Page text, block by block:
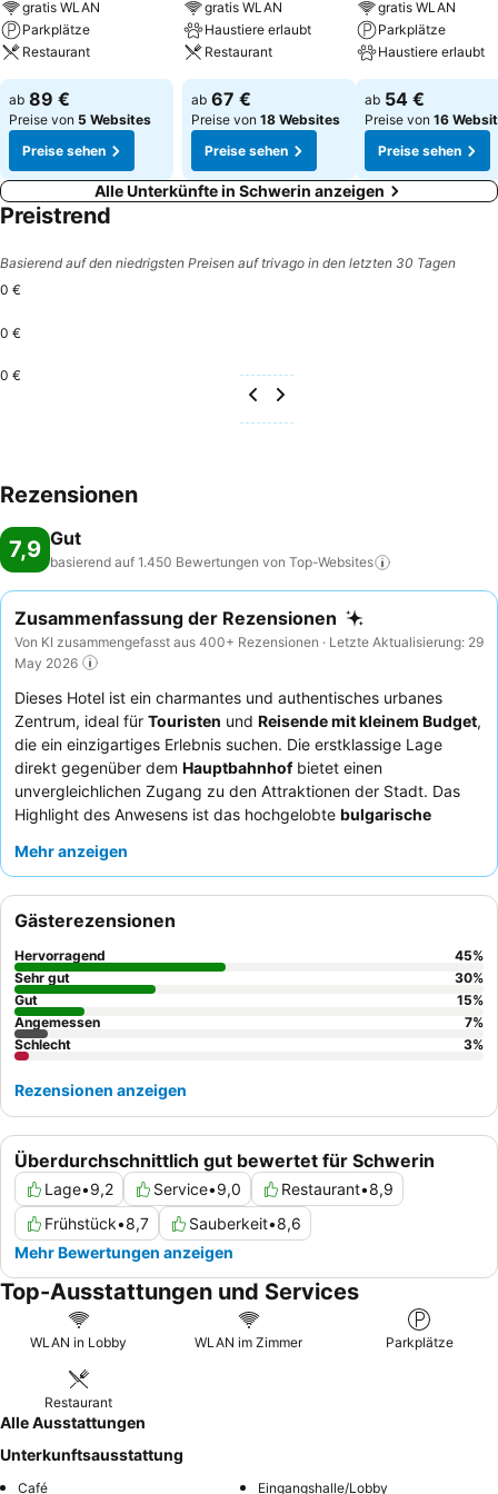
gratis WLAN
Parkplätze
Restaurant
ab 89 €
Preise von 5 Websites
Preise sehen
gratis WLAN
Haustiere erlaubt
Restaurant
ab 67 €
Preise von 18 Websites
Preise sehen
gratis WLAN
Parkplätze
Haustiere erlaubt
ab 54 €
Preise von 16
Preise sehen
Alle Unterkünfte in Schwerin anzeigen
Preistrend
Basierend auf den niedrigsten Preisen auf trivago in den letzten 30 Tagen
0 €
0 €
0 €
Rezensionen
7,9 Gut
basierend auf 1.450 Bewertungen von Top-Websites
Zusammenfassung der Rezensionen
Von KI zusammengefasst aus 400+ Rezensionen · Letzte Aktualisierung: 29
May 2026
Dieses Hotel ist ein charmantes und authentisches urbanes
Zentrum, ideal für Touristen und Reisende mit kleinem Budget,
die ein einzigartiges Erlebnis suchen. Die erstklassige Lage
direkt gegenüber dem Hauptbahnhofbietet einen
unvergleichlichen Zugang zu den Attraktionen der Stadt. Das
Highlight des Anwesens ist das hochgelobte bulgarische
Gäste loben durchweg die außergewöhnliche Freundlichkeit des
Frühstücksbuffet. Für einen ruhigeren Aufenthalt empfiehlt es
sich, ein Zimmer zu wählen, das nicht zur Hauptstraße
ausgerichtet ist.
Mehr anzeigen
Überdurchschnittlich gut bewertet für Schwerin
Lage•9,2 Service•9,0 Restaurant•8,9
Frühstück•8,7 Sauberkeit•8,6
Mehr Bewertungen anzeigen
Gästerezensionen
Hervorragend 45%
Sehr gut
30%
Gut
15%
Angemessen
7%
Schlecht
3%
Rezensionen anzeigen
Top-Ausstattungen und Services
WLAN in Lobby WLAN im Zimmer Parkplätze
Restaurant
Alle Ausstattungen
Unterkunftsausstattung
Café Eingangshalle/Lobby